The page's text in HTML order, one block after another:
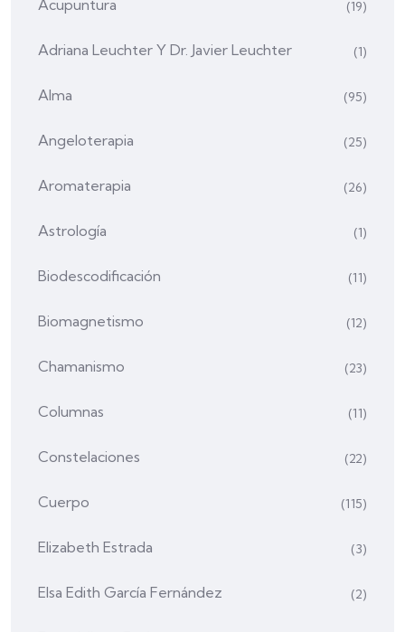
Acupuntura (19)
Adriana Leuchter Y Dr. Javier Leuchter (1)
Alma (95)
Angeloterapia (25)
Aromaterapia (26)
Astrología (1)
Biodescodificación (11)
Biomagnetismo (12)
Chamanismo (23)
Columnas (11)
Constelaciones (22)
Cuerpo (115)
Elizabeth Estrada (3)
Elsa Edith García Fernández (2)